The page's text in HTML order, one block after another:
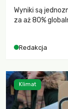
Wyniki są
za aż 80%
Redakcja
Klimat